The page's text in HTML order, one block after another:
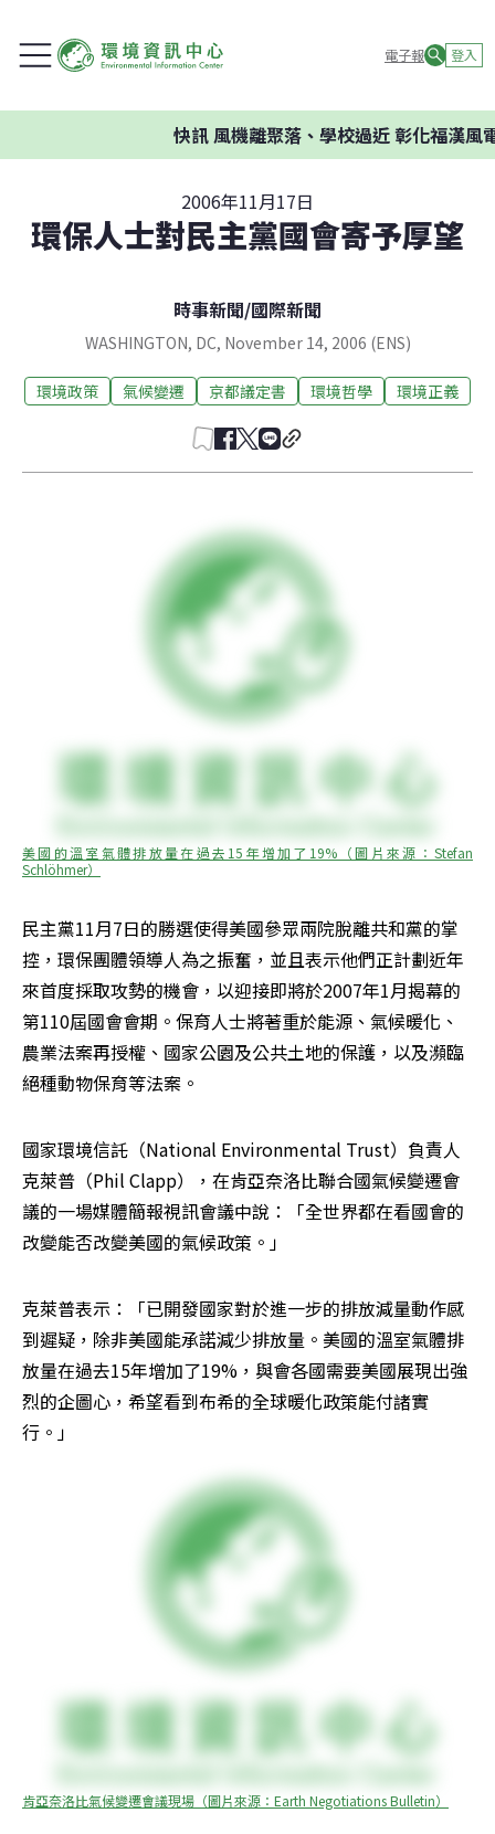
電子報 登入
快訊風機離聚落、學校過近 彰化福漢風電
2006年11月17日
環保人士對民主黨國會寄予厚望
時事新聞/國際新聞
WASHINGTON, DC, November 14, 2006 (ENS)
環境政策 氣候變遷 京都議定書 環境哲學 環境正義
美國的溫室氣體排放量在過去15年增加了19%（圖片來源：Stefan
Schlöhmer）
民主黨11月7日的勝選使得美國參眾兩院脫離共和黨的掌
控，環保團體領導人為之振奮，並且表示他們正計劃近年
來首度採取攻勢的機會，以迎接即將於2007年1月揭幕的
第110屆國會會期。保育人士將著重於能源、氣候暖化、
農業法案再授權、國家公園及公共土地的保護，以及瀕臨
絕種動物保育等法案。
國家環境信託（National Environmental Trust）負責人
克萊普（Phil Clapp），在肯亞奈洛比聯合國氣候變遷會
議的一場媒體簡報視訊會議中說：「全世界都在看國會的
改變能否改變美國的氣候政策。」
克萊普表示：「已開發國家對於進一步的排放減量動作感
到遲疑，除非美國能承諾減少排放量。美國的溫室氣體排
放量在過去15年增加了19%，與會各國需要美國展現出強
烈的企圖心，希望看到布希的全球暖化政策能付諸實
行。」
肯亞奈洛比氣候變遷會議現場（圖片來源：Earth Negotiations Bulletin）